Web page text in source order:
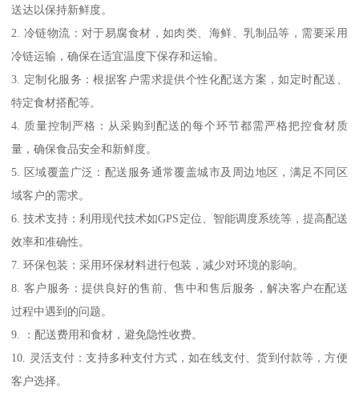
送达以保持新鲜度。
2. 冷链物流：对于易腐食材，如肉类、海鲜、乳制品等，需要采用
冷链运输，确保在适宜温度下保存和运输。
3. 定制化服务：根据客户需求提供个性化配送方案，如定时配送、
特定食材搭配等。
4. 质量控制严格：从采购到配送的每个环节都需严格把控食材质
量，确保食品安全和新鲜度。
5. 区域覆盖广泛：配送服务通常覆盖城市及周边地区，满足不同区
域客户的需求。
6. 技术支持：利用现代技术如GPS定位、智能调度系统等，提高配送
效率和准确性。
7. 环保包装：采用环保材料进行包装，减少对环境的影响。
8. 客户服务：提供良好的售前、售中和售后服务，解决客户在配送
过程中遇到的问题。
9. ：配送费用和食材，避免隐性收费。
10. 灵活支付：支持多种支付方式，如在线支付、货到付款等，方便
客户选择。